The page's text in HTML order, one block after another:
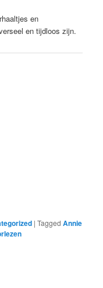
en
en tijdloos zijn.
|Tagged Annie